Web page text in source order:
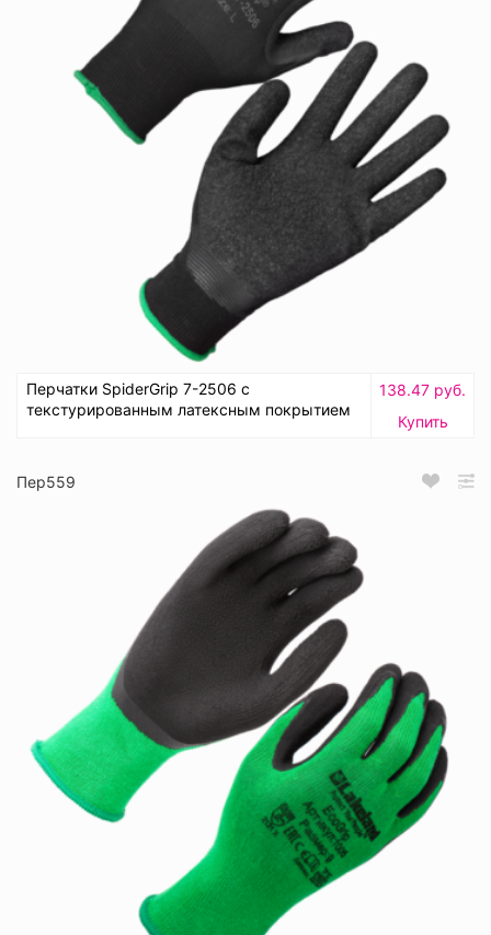
Перчатки SpiderGrip 7-2506 с
текстурированным латексным покрытием
138.47 руб.
Купить
Пер559